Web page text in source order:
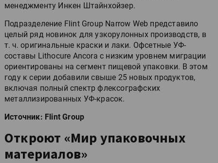
менеджменту Инкен Штайнхойзер.
Подразделение Flint Group Narrow Web представило
целый ряд новинок для узкорулонных производств, в
т. ч. оригинальные краски и лаки. Офсетные УФ-
составы Lithocure Ancora с низким уровнем миграции
ориентированы на сегмент пищевой упаковки. В этом
году к серии добавили свыше 25 новых продуктов,
включая полный спектр флексографских
металлизированных УФ-красок.
Источник: Flint Group
Откроют «Мир упаковочных
материалов»